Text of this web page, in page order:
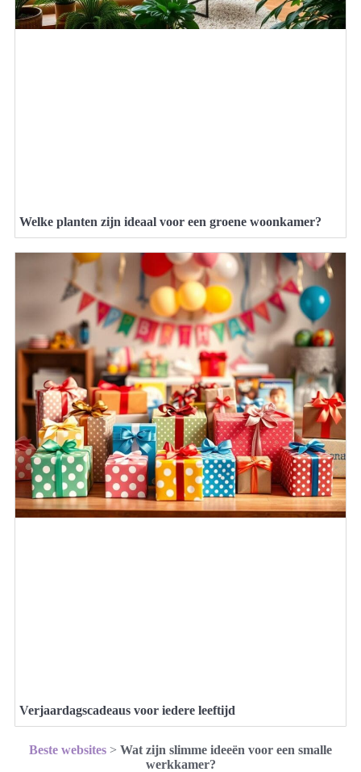
Welke planten zijn ideaal voor een groene woonkamer?
Verjaardagscadeaus voor iedere leeftijd
Beste websites > Wat zijn slimme ideeën voor een smalle
werkkamer?